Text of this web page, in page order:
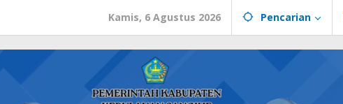
Kamis, 6 Agustus 2026 Pencarian